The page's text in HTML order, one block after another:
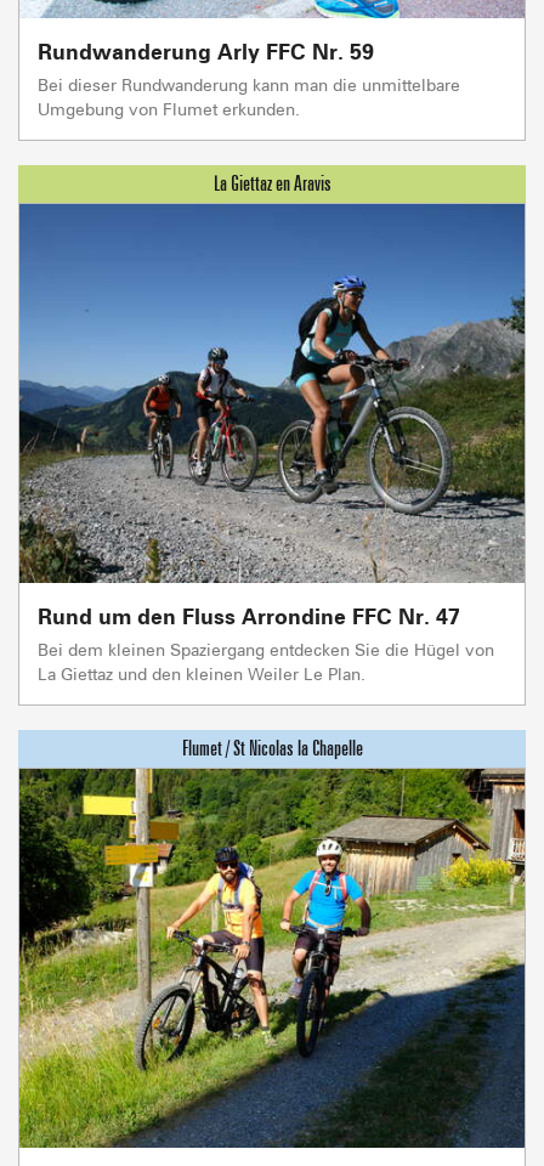
Rundwanderung Arly FFC Nr. 59
Bei dieser Rundwanderung kann man die unmittelbare
Umgebung von Flumet erkunden.
Rund um den Fluss Arrondine FFC Nr. 47
Bei dem kleinen Spaziergang entdecken Sie die Hügel von
La Giettaz und den kleinen Weiler Le Plan.